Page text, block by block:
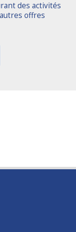
des activités
offres